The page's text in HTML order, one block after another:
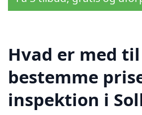
Hvad er med
bestemme
inspektion i